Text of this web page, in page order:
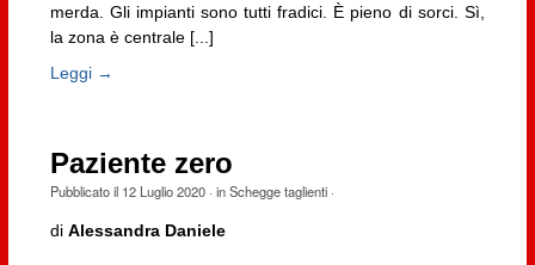
merda. Gli impianti sono tutti fradici. È pieno di sorci. Sì,
la zona è centrale [...]
Leggi →
Paziente zero
Pubblicato il 12 Luglio 2020· inSchegge taglienti·
di Alessandra Daniele